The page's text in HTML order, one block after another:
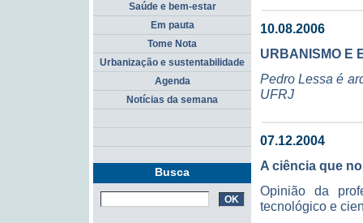
10.08.2006
URBANISMO E
Pedro Lessa é
UFRJ
07.12.2004
A ciência que
Opinião da
tecnológico e
Saúde e bem-estar
Em pauta
Tome Nota
Urbanização e sustentabilidade
Agenda
Notícias da semana
Busca